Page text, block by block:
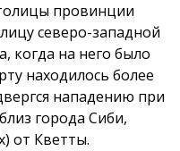
провинции
северо-западной
когда на него было
находилось более
нападению при
города Сиби,
от Кветты.